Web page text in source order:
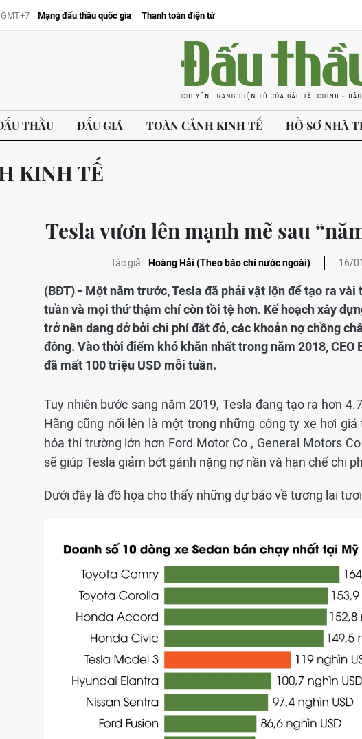
Mạng đấu thầu quốc gia Thanh toán điện tử
THẦU ĐẤU GIÁ TOÀN CẢNH KINH TẾ HỒ SƠ NHÀ
KINH TẾ
Tesla vươn lên mạnh mẽ sau
Tác giả: Hoàng Hải (Theo báo chí nước ngoài) 16/
(BĐT) - Một năm trước, Tesla đã phải vật lộn để tạo ra
tuần và mọi thứ thậm chí còn tồi tệ hơn. Kế hoạch xây
trở nên dang dở bởi chi phí đắt đỏ, các khoản nợ chồng
đông. Vào thời điểm khó khăn nhất trong năm 2018, CEO
đã mất 100 triệu USD mỗi tuần.
Tuy nhiên bước sang năm 2019, Tesla đang tạo ra hơn
Hãng cũng nổi lên là một trong những công ty xe hơi
hóa thị trường lớn hơn Ford Motor Co., General Motors
sẽ giúp Tesla giảm bớt gánh nặng nợ nần và hạn chế chi
Dưới đây là đồ họa cho thấy những dự báo về tương lai